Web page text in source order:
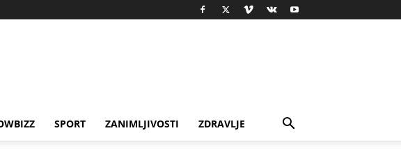
SPORT ZANIMLJIVOSTI ZDRAVLJE